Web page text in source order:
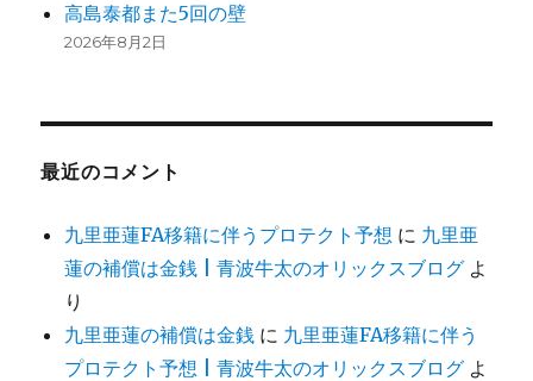
高島泰都また5回の壁
2026年8月2日
最近のコメント
九里亜蓮FA移籍に伴うプロテクト予想 に 九里亜
蓮の補償は金銭 | 青波牛太のオリックスブログ よ
り
九里亜蓮の補償は金銭 に 九里亜蓮FA移籍に伴う
プロテクト予想 | 青波牛太のオリックスブログ よ